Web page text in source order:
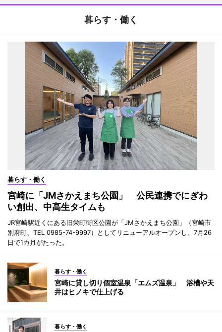
暮らす・働く
暮らす・働く
宮崎に「JMさかえまち公園」 公民連携でにぎわ
い創出、中高生タイムも
JR宮崎駅近くにある旧栄町街区公園が「JMさかえまち公園」（宮崎市
別府町、TEL 0985-74-9997）としてリニューアルオープンし、7月26
日で1カ月がたった。
暮らす・働く
宮崎に貸し切り個室温泉「エムズ温泉」 浴槽や天
井はヒノキで仕上げる
暮らす・働く